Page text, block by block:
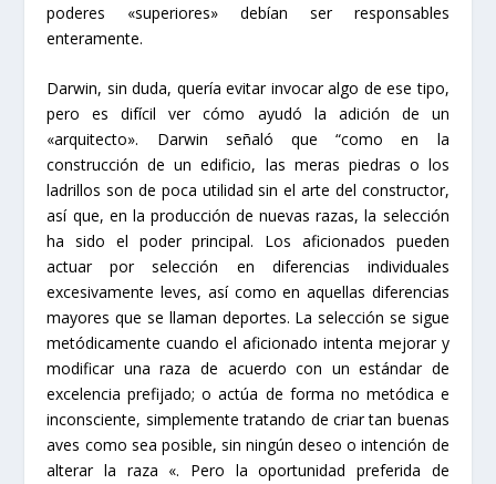
poderes «superiores» debían ser responsables
enteramente.
Darwin, sin duda, quería evitar invocar algo de ese tipo,
pero es difícil ver cómo ayudó la adición de un
«arquitecto». Darwin señaló que “como en la
construcción de un edificio, las meras piedras o los
ladrillos son de poca utilidad sin el arte del constructor,
así que, en la producción de nuevas razas, la selección
ha sido el poder principal. Los aficionados pueden
actuar por selección en diferencias individuales
excesivamente leves, así como en aquellas diferencias
mayores que se llaman deportes. La selección se sigue
metódicamente cuando el aficionado intenta mejorar y
modificar una raza de acuerdo con un estándar de
excelencia prefijado; o actúa de forma no metódica e
inconsciente, simplemente tratando de criar tan buenas
aves como sea posible, sin ningún deseo o intención de
alterar la raza «. Pero la oportunidad preferida de